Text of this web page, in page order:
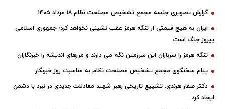
گزارش تصویری جلسه مجمع تشخیص مصلحت نظام ۱۸ مرداد ۱۴۰۵
ایران به هیچ قیمتی از تنگه هرمز عقب نشینی نخواهد کرد/ جمهوری اسلامی
پیروز جنگ است
تنگه هرمز را سربازان این سرزمین نگه می دارند و مرزهای اندیشه را خبرنگاران
پیام سخنگوی مجمع تشخیص مصلحت نظام به مناسبت روز خبرنگار
دکتر صفار هرندی: تشییع تاریخی رهبر شهید معادلات جدیدی در نبرد با دشمن
ایجاد کرد